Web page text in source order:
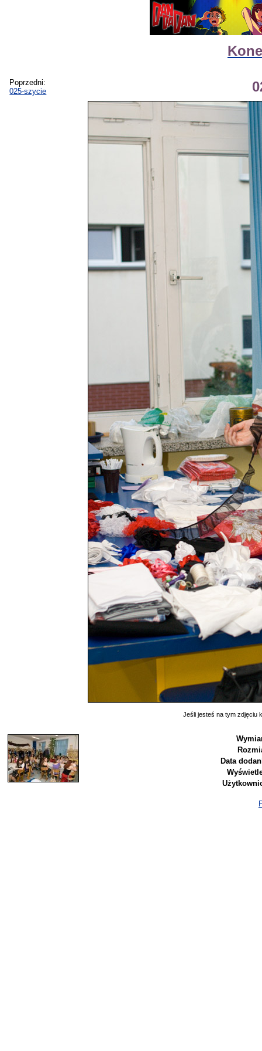
Poprzedni:
025-szycie
Jeśli jesteś na tym zdjęciu
Data